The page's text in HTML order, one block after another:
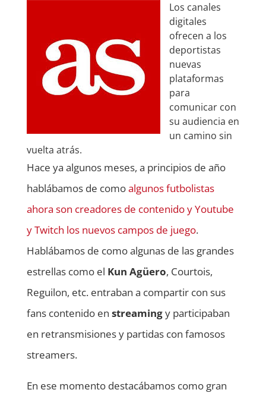
Los canales
digitales
ofrecen a los
deportistas
nuevas
plataformas
para
comunicar con
su audiencia en
un camino sin
vuelta atrás.
Hace ya algunos meses, a principios de año
hablábamos de comoalgunos futbolistas
ahora son creadores de contenido y Youtube
y Twitch los nuevos campos de juego.
Hablábamos de como algunas de las grandes
estrellas como el Kun Agüero, Courtois,
Reguilon, etc. entraban a compartir con sus
fans contenido en streamingy participaban
en retransmisiones y partidas con famosos
streamers.
En ese momento destacábamos como gran